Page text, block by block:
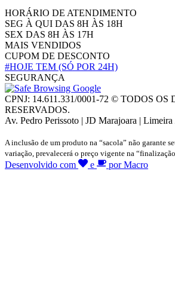
HORÁRIO DE ATENDIMENTO
SEG À QUI DAS 8H ÀS 18H
SEX DAS 8H ÀS 17H
MAIS VENDIDOS
CUPOM DE DESCONTO
#HOJE TEM (SÓ POR 24H)
SEGURANÇA
CPNJ: 14.611.331/0001-72 © TODOS OS
RESERVADOS.
Av. Pedro Perissoto | JD Marajoara | Limeira
A inclusão de um produto na “sacola” não garante
variação, prevalecerá o preço vigente na
Desenvolvido com e por Macro